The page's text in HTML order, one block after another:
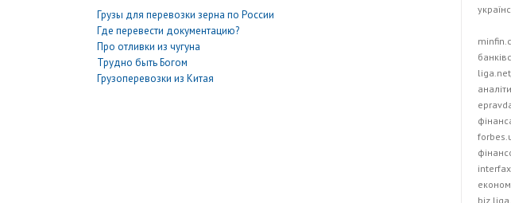
Грузы для перевозки зерна по России
Где перевести документацию?
Про отливки из чугуна
Трудно быть Богом
Грузоперевозки из Китая